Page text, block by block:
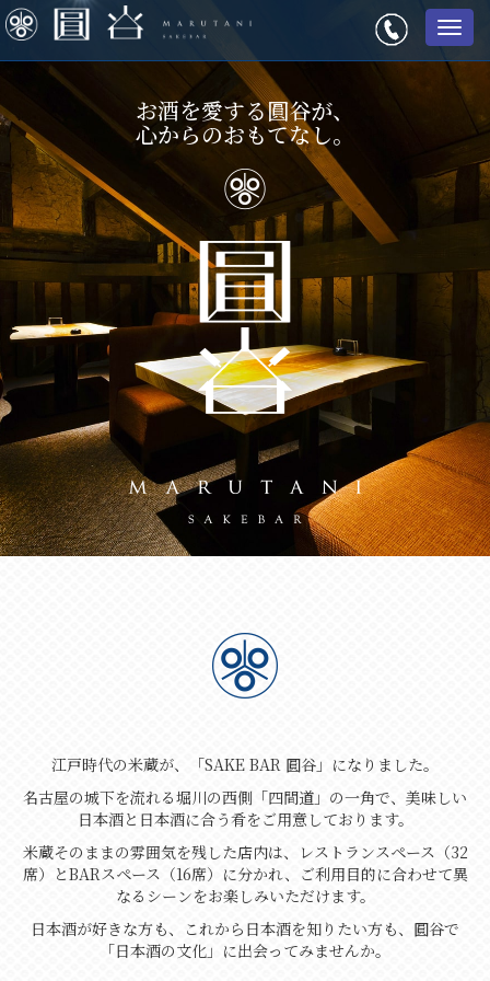
お酒を愛する圓谷が、
心からのおもてなし。
メ
ニ
ュ
ー
江戸時代の米蔵が、「SAKE BAR 圓谷」になりました。
名古屋の城下を流れる堀川の西側「四間道」の一角で、美味しい
日本酒と日本酒に合う肴をご用意しております。
米蔵そのままの雰囲気を残した店内は、レストランスペース（32
席）とBARスペース（16席）に分かれ、 ご利用目的に合わせて異
なるシーンをお楽しみいただけます。
日本酒が好きな方も、これから日本酒を知りたい方も、圓谷で
「日本酒の文化」に出会ってみませんか。